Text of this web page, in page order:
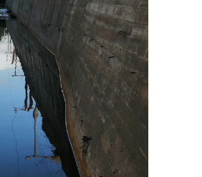
Ένα πουλί «υπεύθυνο» για την
πρωινή διακοπή ρεύματος στη
Μάνδρα
09.07.2026 | 11:12
Φωτιά σε επιχείρηση στον
Ασπρόπυργο – Ήχησε το 112
09.07.2026 | 09:19
Δίωξη για απόπειρα
ανθρωποκτονίας στους δύο
αστυνομικούς